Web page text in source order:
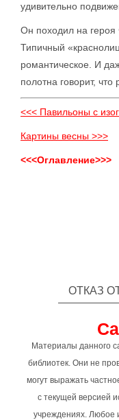
удивительно
Он походил на
Типичный
романтическое. И
полотна говорит, что
<<< Павильоны с
Картины весны >>>
<<<Оглавление>>>
ОТКАЗ
Материалы данного
библиотек. Они не
могут выражать
с текущей версией
учреждениях. Любое